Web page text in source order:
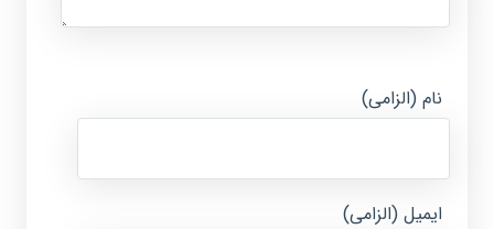
نام (الزامی)
ایمیل (الزامی)